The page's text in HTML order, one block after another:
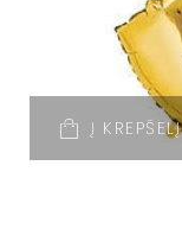
Į KREPŠELĮ